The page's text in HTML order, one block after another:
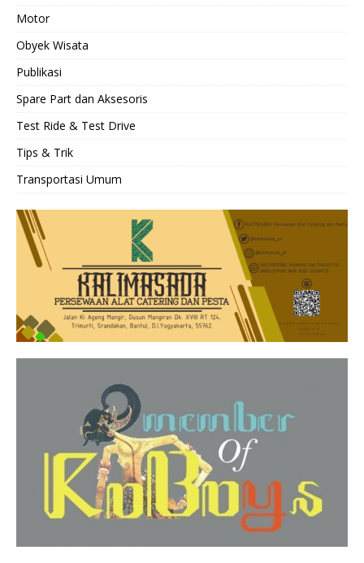
Motor
Obyek Wisata
Publikasi
Spare Part dan Aksesoris
Test Ride & Test Drive
Tips & Trik
Transportasi Umum